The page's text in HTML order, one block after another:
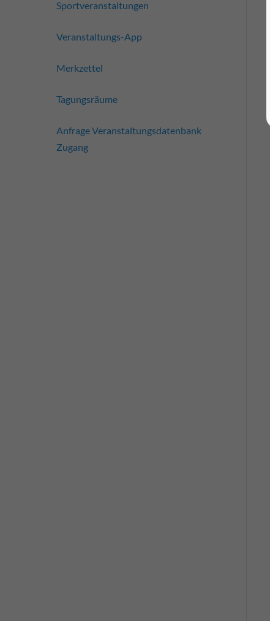
Sportveranstaltungen
Veranstaltungs-App
Merkzettel
Tagungsräume
Anfrage Veranstaltungsdatenbank
Zugang